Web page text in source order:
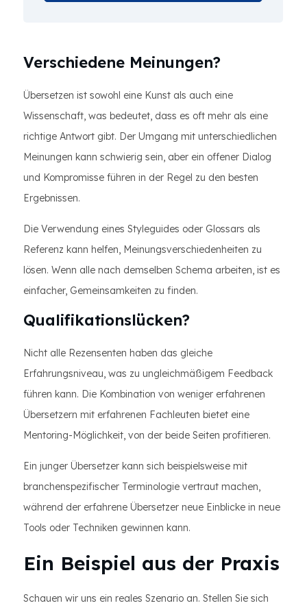
Verschiedene Meinungen?
Übersetzen ist sowohl eine Kunst als auch eine
Wissenschaft, was bedeutet, dass es oft mehr als eine
richtige Antwort gibt. Der Umgang mit unterschiedlichen
Meinungen kann schwierig sein, aber ein offener Dialog
und Kompromisse führen in der Regel zu den besten
Ergebnissen.
Die Verwendung eines Styleguides oder Glossars als
Referenz kann helfen, Meinungsverschiedenheiten zu
lösen. Wenn alle nach demselben Schema arbeiten, ist es
einfacher, Gemeinsamkeiten zu finden.
Qualifikationslücken?
Nicht alle Rezensenten haben das gleiche
Erfahrungsniveau, was zu ungleichmäßigem Feedback
führen kann. Die Kombination von weniger erfahrenen
Übersetzern mit erfahrenen Fachleuten bietet eine
Mentoring-Möglichkeit, von der beide Seiten profitieren.
Ein junger Übersetzer kann sich beispielsweise mit
branchenspezifischer Terminologie vertraut machen,
während der erfahrene Übersetzer neue Einblicke in neue
Tools oder Techniken gewinnen kann.
Ein Beispiel aus der Praxis
Schauen wir uns ein reales Szenario an. Stellen Sie sich